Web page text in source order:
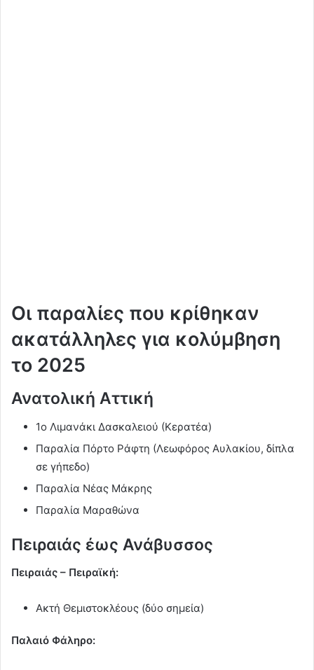
Οι παραλίες που κρίθηκαν
ακατάλληλες για κολύμβηση
το 2025
Ανατολική Αττική
1ο Λιμανάκι Δασκαλειού (Κερατέα)
Παραλία Πόρτο Ράφτη (Λεωφόρος Αυλακίου, δίπλα
σε γήπεδο)
Παραλία Νέας Μάκρης
Παραλία Μαραθώνα
Πειραιάς έως Ανάβυσσος
Πειραιάς – Πειραϊκή:
Ακτή Θεμιστοκλέους (δύο σημεία)
Παλαιό Φάληρο: